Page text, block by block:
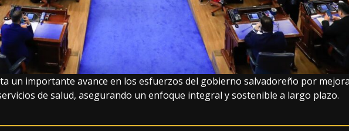
un importante avance en los esfuerzos del gobierno salvadoreño por
de salud, asegurando un enfoque integral y sostenible a largo plazo.